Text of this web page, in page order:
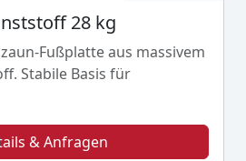
28 kg
Fußplatte aus massivem
Stabile Basis für
& Anfragen